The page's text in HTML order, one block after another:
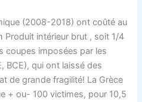
(2008-2018) ont coûté au
Produit intérieur brut , soit 1/4
coupes imposées par les
BCE), qui ont laissé des
de grande fragilité! La Grèce
+ ou- 100 victimes, pour 10,5